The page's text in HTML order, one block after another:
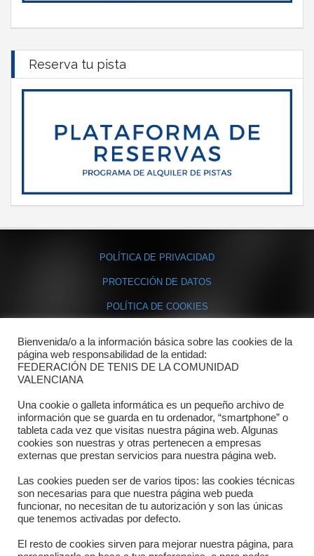
Reserva tu pista
POLÍTICA DE PRIVACIDAD
PROTECCIÓN DE DATOS
POLÍTICA DE COOKIES
Contacto
Dónde estamos
Directorio departamentos
Horario
Formulario de contacto
Bienvenida/o a la información básica sobre las cookies de la
página web responsabilidad de la entidad:
FEDERACIÓN DE TENIS DE LA COMUNIDAD
VALENCIANA
Una cookie o galleta informática es un pequeño archivo de
información que se guarda en tu ordenador, “smartphone” o
tableta cada vez que visitas nuestra página web. Algunas
cookies son nuestras y otras pertenecen a empresas
externas que prestan servicios para nuestra página web.
Las cookies pueden ser de varios tipos: las cookies técnicas
son necesarias para que nuestra página web pueda
funcionar, no necesitan de tu autorización y son las únicas
que tenemos activadas por defecto.
El resto de cookies sirven para mejorar nuestra página, para